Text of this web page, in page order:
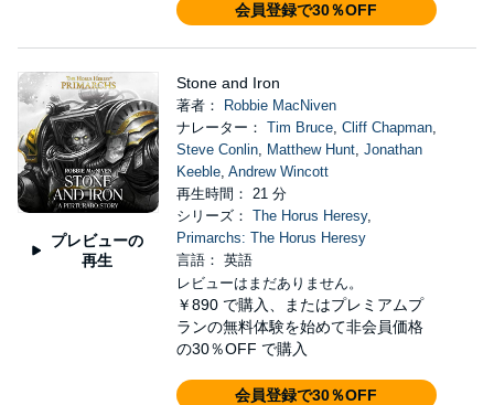
会員登録で30％OFF
プレビューの
再生
Stone and Iron
著者：
Robbie MacNiven
ナレーター： Tim Bruce, Cliff Chapman,
Steve Conlin, Matthew Hunt, Jonathan
Keeble, Andrew Wincott
再生時間： 21 分
シリーズ： The Horus Heresy,
Primarchs: The Horus Heresy
言語： 英語
レビューはまだありません。
￥890 で購入、またはプレミアムプ
ランの無料体験を始めて非会員価格
の30％OFF で購入
会員登録で30％OFF